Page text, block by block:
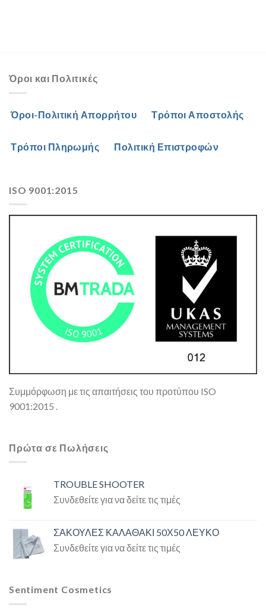
Όροι και Πολιτικές
Όροι-Πολιτική Απορρήτου Τρόποι Αποστολής
Τρόποι Πληρωμής Πολιτική Επιστροφών
ISO 9001:2015
Συμμόρφωση με τις απαιτήσεις του προτύπου ISO
9001:2015 .
Πρώτα σε Πωλήσεις
TROUBLE SHOOTER
Συνδεθείτε για να δείτε τις τιμές
ΣΑΚΟΥΛΕΣ ΚΑΛΑΘΑΚΙ 50Χ50 ΛΕΥΚΟ
Συνδεθείτε για να δείτε τις τιμές
Sentiment Cosmetics